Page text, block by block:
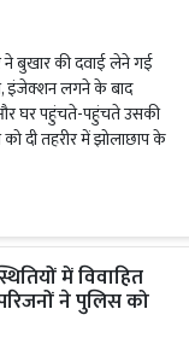
ने बुखार की दवाई लेने गई
इंजेक्शन लगने के बाद
घर पहुंचते-पहुंचते उसकी
दी तहरीर में झोलाछाप के
में विवाहित
ने पुलिस को